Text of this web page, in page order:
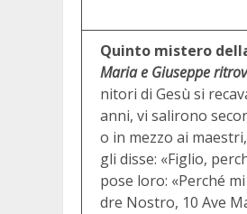
Quinto mistero
Maria e Giuseppe
nitori di Gesù si
anni, vi salirono
o in mezzo ai
gli disse: «Figlio,
pose loro: «Perché
dre Nostro, 10 Ave